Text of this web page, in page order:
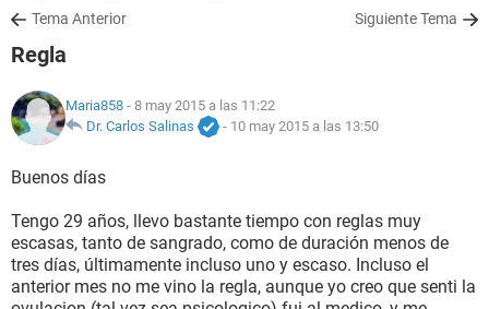
SALUD
FAMILIA
NUTRICIÓN
BIENESTAR
SEXUALIDAD
GLOSARIO
Tema Anterior Siguiente Tema
Regla
Maria858 - 8 may 2015 a las 11:22
Dr. Carlos Salinas
- 10 may 2015 a las 13:50
Buenos días
Tengo 29 años, llevo bastante tiempo con reglas muy
escasas, tanto de sangrado, como de duración menos de
tres días, últimamente incluso uno y escaso. Incluso el
anterior mes no me vino la regla, aunque yo creo que senti la